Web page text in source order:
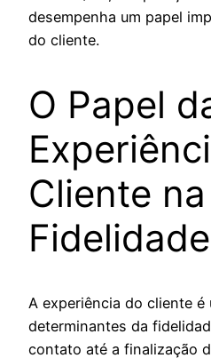
desempenha um papel
do cliente.
O Papel
Cliente na
Fidelidade
A experiência do cliente
determinantes da
contato até a finalização